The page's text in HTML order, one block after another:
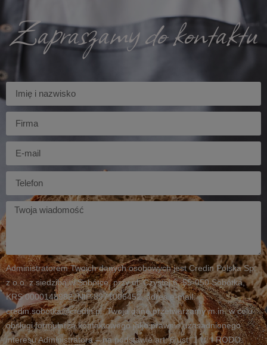
Zapraszamy do kontaktu
Imię
Firma
Telefon
Twoja
wiadomość
Administratorem Twoich danych osobowych jest Credin Polska Sp.
z o.o. z siedzibą w Sobótce, przy ul. Czystej 6, 55-050 Sobótka,
KRS 0000148982, NIP 8971006452, adres e-mail:
credin.sobotka@credin.pl. Twoje dane przetwarzamy m.in. w celu
obsługi formularza kontaktowego jako prawnie uzasadnionego
interesu Administratora – na podstawie art. 6 ust. 1 lit. f RODO.